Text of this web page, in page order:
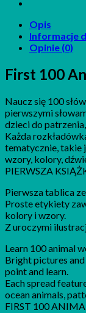
Opis
Informacje
Opinie (0)
First 100
Naucz się 100
pierwszymi
dzieci do
Każda
tematycznie, takie
wzory, kolory,
PIERWSZA
Pierwsza tablica
Proste etykiety
kolory i wzory.
Z uroczymi
Learn 100 animal
Bright pictures
point and learn.
Each spread
ocean animals,
FIRST 100